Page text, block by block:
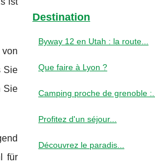
Sie
Sie
für
Destination
Byway 12 en Utah : la route...
Que faire à Lyon ?
Camping proche de grenoble :...
Profitez d'un séjour...
Découvrez le paradis...